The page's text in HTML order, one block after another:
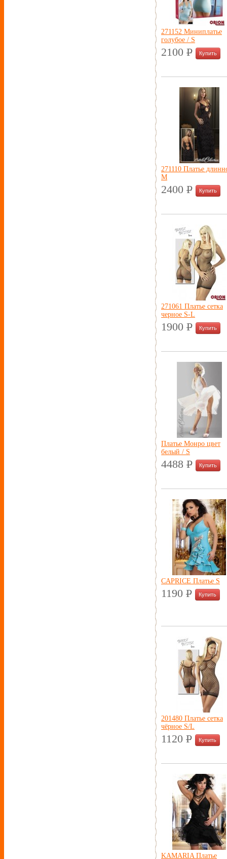
271152 Миниплатье
голубое / S
2100 P
УБ.
271110 Платье
M
2400 P
УБ.
271061 Платье сетка
черное S-L
1900 P
УБ.
Платье Монро цвет
белый / S
4488 P
УБ.
CAPRICE Платье S
1190 P
УБ.
201480 Платье сетка
чёрное S/L
1120 P
УБ.
KAMARIA Платье